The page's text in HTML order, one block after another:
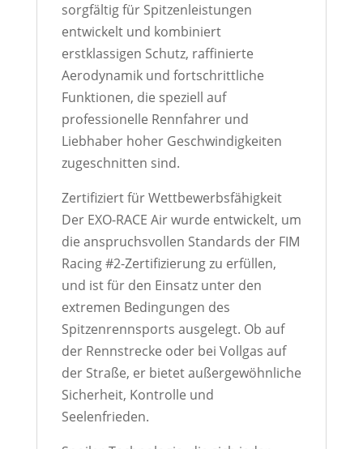
sorgfältig für Spitzenleistungen
entwickelt und kombiniert
erstklassigen Schutz, raffinierte
Aerodynamik und fortschrittliche
Funktionen, die speziell auf
professionelle Rennfahrer und
Liebhaber hoher Geschwindigkeiten
zugeschnitten sind.
Zertifiziert für Wettbewerbsfähigkeit
Der EXO-RACE Air wurde entwickelt, um
die anspruchsvollen Standards der FIM
Racing #2-Zertifizierung zu erfüllen,
und ist für den Einsatz unter den
extremen Bedingungen des
Spitzenrennsports ausgelegt. Ob auf
der Rennstrecke oder bei Vollgas auf
der Straße, er bietet außergewöhnliche
Sicherheit, Kontrolle und
Seelenfrieden.